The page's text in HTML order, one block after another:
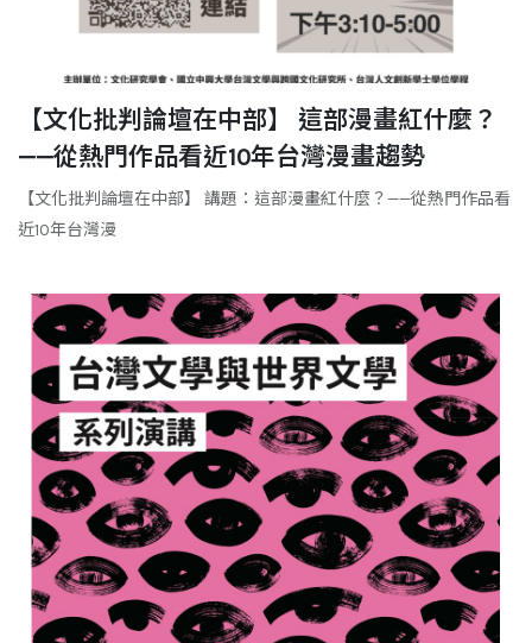
【文化批判論壇在中部】 這部漫畫紅什麼？
——從熱門作品看近10年台灣漫畫趨勢
【文化批判論壇在中部】 講題：這部漫畫紅什麼？——從熱門作品看
近10年台灣漫